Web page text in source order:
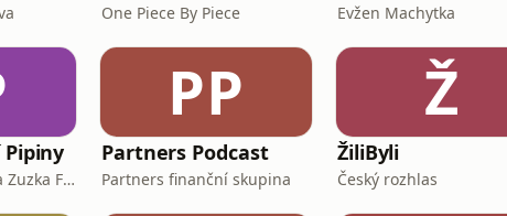
One Piece By Piece Evžen Machytka
Míša Pienmunne a Zuzka Fejfarová
PP
Partners Podcast
Partners finanční skupina
Ž
ŽiliByli
Český rozhlas